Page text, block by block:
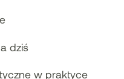
dziś
w praktyce